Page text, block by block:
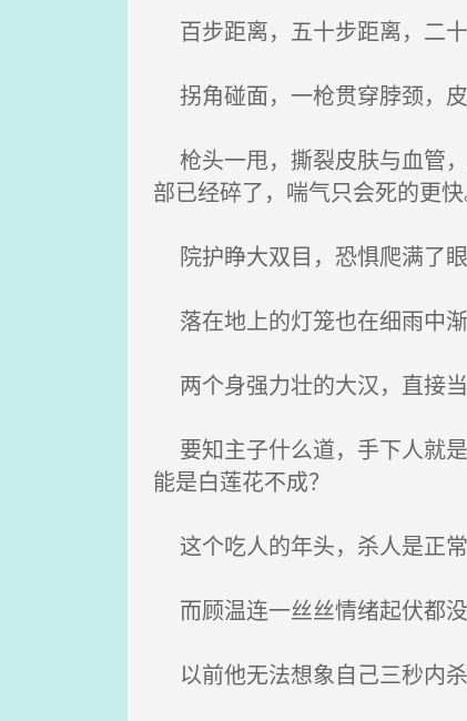
百步距离，五十步距离，二
拐角碰面，一枪贯穿脖颈，
枪头一甩，撕裂皮肤与血管
部已经碎了，喘气只会死的更快
院护睁大双目，恐惧爬满了
落在地上的灯笼也在细雨中渐
两个身强力壮的大汉，直接当
要知主子什么道，手下人就
能是白莲花不成？
这个吃人的年头，杀人是正常
而顾温连一丝丝情绪起伏都
以前他无法想象自己三秒内